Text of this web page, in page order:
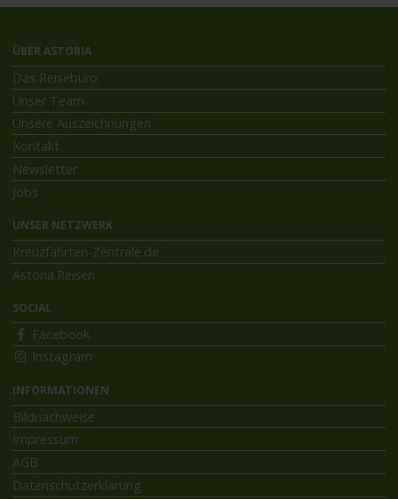
ÜBER ASTORIA
Das Reisebüro
Unser Team
Unsere Auszeichnungen
Kontakt
Newsletter
Jobs
UNSER NETZWERK
Kreuzfahrten-Zentrale.de
Astoria.Reisen
SOCIAL
Facebook
Instagram
INFORMATIONEN
Bildnachweise
Impressum
AGB
Datenschutzerklärung